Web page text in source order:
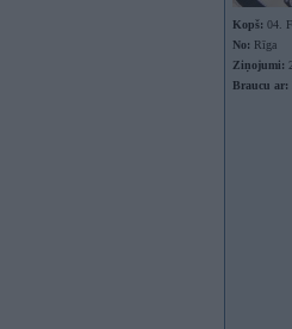
Kopš: 04.
No: Rīga
Ziņojumi:
Braucu ar: